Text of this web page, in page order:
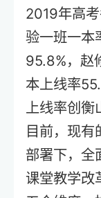
2019年高
验一班一本
95.8%，赵
本上线率
上线率创衡
目前，现
部署下，全
课堂教学改